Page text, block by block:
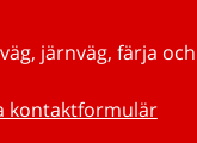
järnväg, färja
kontaktformulär